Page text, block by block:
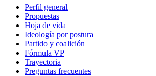
Perfil general
Propuestas
Hoja de vida
Ideología por postura
Partido y coalición
Fórmula VP
Trayectoria
Preguntas frecuentes